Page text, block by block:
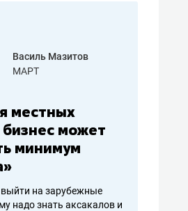
Василь Мазитов
МАРТ
местных
бизнес может
минимум
выйти на зарубежные
надо знать аксакалов и